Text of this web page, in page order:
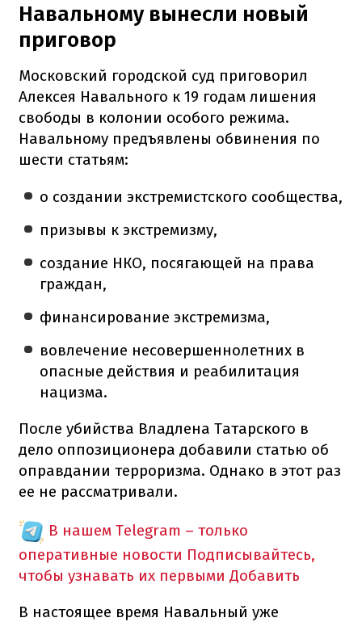
Навальному вынесли новый
приговор
Московский городской суд приговорил
Алексея Навального к 19 годам лишения
свободы в колонии особого режима.
Навальному предъявлены обвинения по
шести статьям:
о создании экстремистского сообщества,
призывы к экстремизму,
создание НКО, посягающей на права
граждан,
финансирование экстремизма,
вовлечение несовершеннолетних в
опасные действия и реабилитация
нацизма.
После убийства Владлена Татарского в
дело оппозиционера добавили статью об
оправдании терроризма. Однако в этот раз
ее не рассматривали.
В нашем Telegram – только
оперативные новости Подписывайтесь,
чтобы узнавать их первыми Добавить
В настоящее время Навальный уже